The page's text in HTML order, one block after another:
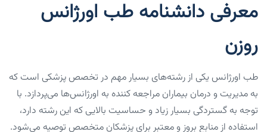
معرفی دانشنامه طب اورژانس
روزن
طب اورژانس یکی از رشته‌های بسیار مهم در تخصص پزشکی است که
به مدیریت و درمان بیماران مراجعه کننده به اورژانس‌ها می‌پردازد. با
توجه به گستردگی بسیار زیاد و حساسیت بالایی که این رشته دارد،
استفاده از منابع بروز و معتبر برای پزشکان متخصص توصیه می‌شود.